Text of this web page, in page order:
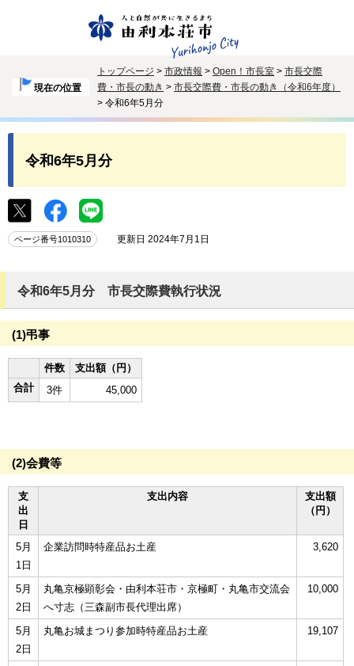
現在の位置
トップページ > 市政情報 > Open！市長室 > 市長交際
費・市長の動き > 市長交際費・市長の動き（令和6年度）
> 令和6年5月分
令和6年5月分
ページ番号1010310 更新日 2024年7月1日
令和6年5月分 市長交際費執行状況
(1)弔事
件数
支出額（円）
合計
3件 45,000
(2)会費等
支
出
日
支出内容
支出額
（円）
5月
1日
企業訪問時特産品お土産 3,620
5月
2日
丸亀京極顕彰会・由利本荘市・京極町・丸亀市交流会
へ寸志（三森副市長代理出席）
10,000
5月
2日
丸亀お城まつり参加時特産品お土産 19,107